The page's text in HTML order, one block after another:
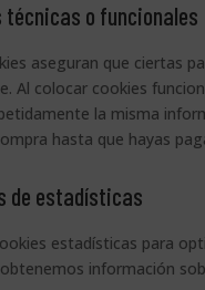
técnicas o funcionales
aseguran que ciertas
Al colocar cookies
la misma
hasta que hayas
de estadísticas
estadísticas para
información